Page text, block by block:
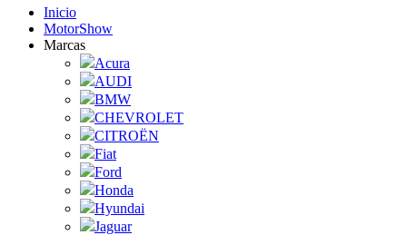
Inicio
MotorShow
Marcas
Acura
AUDI
BMW
CHEVROLET
CITROËN
Fiat
Ford
Honda
Hyundai
Jaguar